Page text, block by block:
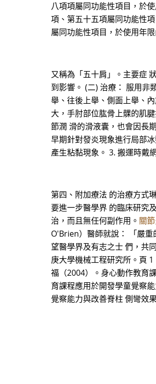
八項項屬同功能性項目，於
項、第五十五項屬同功能性
屬同功能性項目，於使用年
又稱為「五十肩」。主要症
到影響。 (二) 治療： 服用非
舉、往後上舉、側面上舉、
大，手肘部位肱骨上髁的肌
節潤 滑的滑液囊，也會因長
早期針對發炎現象進行局部
產生粘黏現象。 3. 搬運時戴
第四、附加療法 的治療方式
要進一步醫學界 的臨床研究
治，而且無任何副作用。 關
O'Brien）醫師就說： 「嚴
望醫學界及有志之士 們，共
庚大學機械工程研究所。頁
福（2004）。身心動作教育
育課程應用於開發學童覺察
覺察能力與改善脊柱 側彎效